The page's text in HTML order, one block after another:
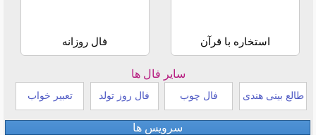
استخاره با قرآن فال روزانه
سایر فال ها
طالع بینی هندی فال چوب فال روز تولد تعبیر خواب
سرویس ها